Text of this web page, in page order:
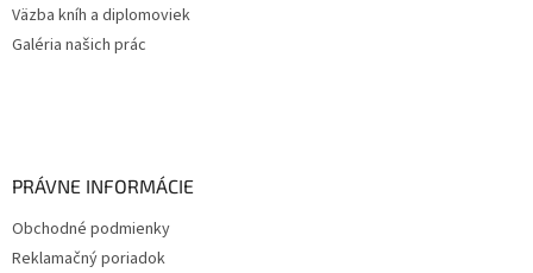
Väzba kníh a diplomoviek
Galéria našich prác
PRÁVNE INFORMÁCIE
Obchodné podmienky
Reklamačný poriadok